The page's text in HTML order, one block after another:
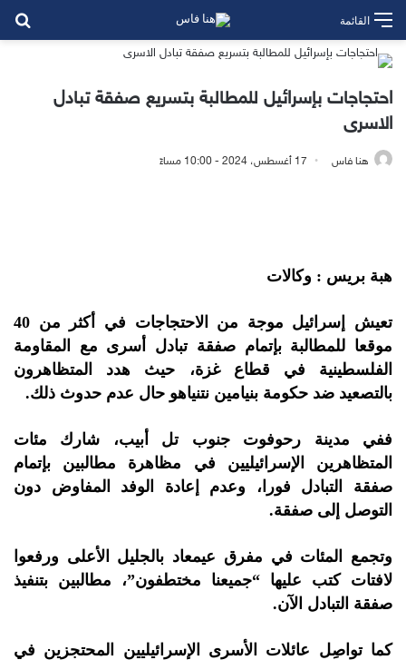
القائمة
احتجاجات بإسرائيل للمطالبة بتسريع صفقة تبادل
الاسرى
هنا فاس 17 أغسطس، 2024 - 10:00 مساءً
هبة بريس : وكالات
تعيش إسرائيل موجة من الاحتجاجات في أكثر من 40
موقعا للمطالبة بإتمام صفقة تبادل أسرى مع المقاومة
الفلسطينية في قطاع غزة، حيث هدد المتظاهرون
بالتصعيد ضد حكومة بنيامين نتنياهو حال عدم حدوث ذلك.
ففي مدينة رحوفوت جنوب تل أبيب، شارك مئات
المتظاهرين الإسرائيليين في مظاهرة مطالبين بإتمام
صفقة التبادل فورا، وعدم إعادة الوفد المفاوض دون
التوصل إلى صفقة.
وتجمع المئات في مفرق عيمعاد بالجليل الأعلى ورفعوا
لافتات كتب عليها “جميعنا مختطفون”، مطالبين بتنفيذ
صفقة التبادل الآن.
كما تواصِل عائلات الأسرى الإسرائيليين المحتجزين في